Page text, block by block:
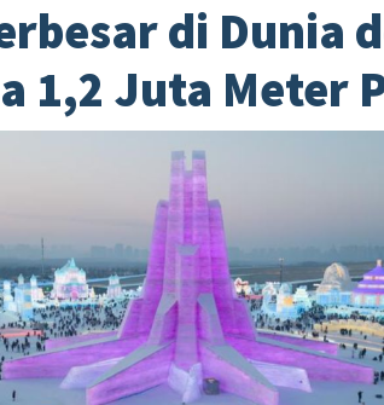
di Dunia
1,2 Juta Meter